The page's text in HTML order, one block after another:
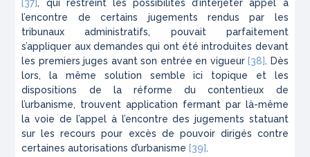
[37], qui restreint les possibilités d’interjeter appel à
l’encontre de certains jugements rendus par les
tribunaux administratifs, pouvait parfaitement
s’appliquer aux demandes qui ont été introduites devant
les premiers juges avant son entrée en vigueur [38]. Dès
lors, la même solution semble ici topique et les
dispositions de la réforme du contentieux de
l’urbanisme, trouvent application fermant par là-même
la voie de l’appel à l’encontre des jugements statuant
sur les recours pour excès de pouvoir dirigés contre
certaines autorisations d’urbanisme [39].